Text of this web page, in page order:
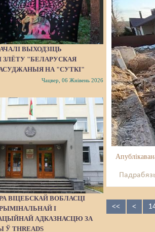
ВЫХОДЗІЦЬ
ЗЛЁТУ "БЕЛАРУСКАЯ
НА "СУТКІ"
Чацвер, 06 Жнівень 2026
ВІЦЕБСКАЙ ВОБЛАСЦІ
І
АДКАЗНАСЦЮ ЗА
THREADS
<< <